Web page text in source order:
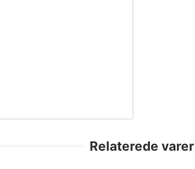
Relaterede varer